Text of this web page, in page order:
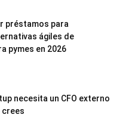
préstamos para
ágiles de
pymes en 2026
necesita un CFO externo
crees